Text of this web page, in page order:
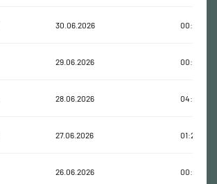
30.06.2026 00:56:08
29.06.2026 00:45:49
28.06.2026 04:26:20
27.06.2026 01:20:50
26.06.2026 00:31:12